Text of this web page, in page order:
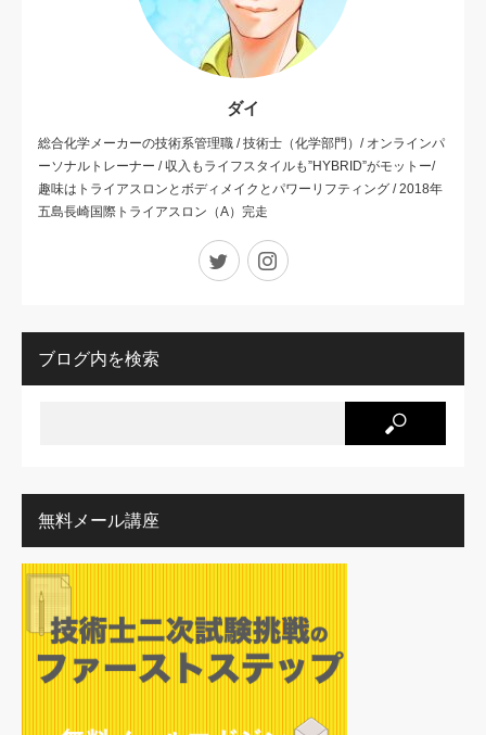
ダイ
総合化学メーカーの技術系管理職 / 技術士（化学部門）/ オンラインパ
ーソナルトレーナー / 収入もライフスタイルも”HYBRID”がモットー/
趣味はトライアスロンとボディメイクとパワーリフティング / 2018年
五島長崎国際トライアスロン（A）完走
Twitter Instagram
ブログ内を検索
無料メール講座